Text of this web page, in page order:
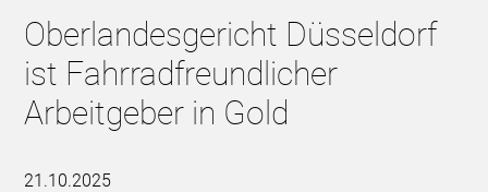
Oberlandesgericht Düsseldorf
ist Fahrradfreundlicher
Arbeitgeber in Gold
21.10.2025